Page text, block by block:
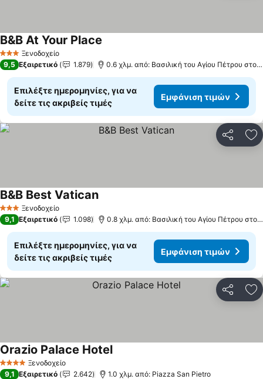
3 ΑστέριαΞενοδοχείο
B&B At Your Place
9,5 Εξαιρετικό 1.879 0.6 χλμ. από: Βασιλική του Αγίου Πέτρου στο Βατικανό
Επιλέξτε ημερομηνίες, για να
δείτε τις ακριβείς τιμές
Εμφάνιση τιμών
3 ΑστέριαΞενοδοχείο
B&B Best Vatican
9,1 Εξαιρετικό 1.098 0.8 χλμ. από: Βασιλική του Αγίου Πέτρου στο Βατικανό
Επιλέξτε ημερομηνίες, για να
δείτε τις ακριβείς τιμές
Εμφάνιση τιμών
4 ΑστέριαΞενοδοχείο
Orazio Palace Hotel
9,1 Εξαιρετικό 2.642 1.0 χλμ. από: Piazza San Pietro